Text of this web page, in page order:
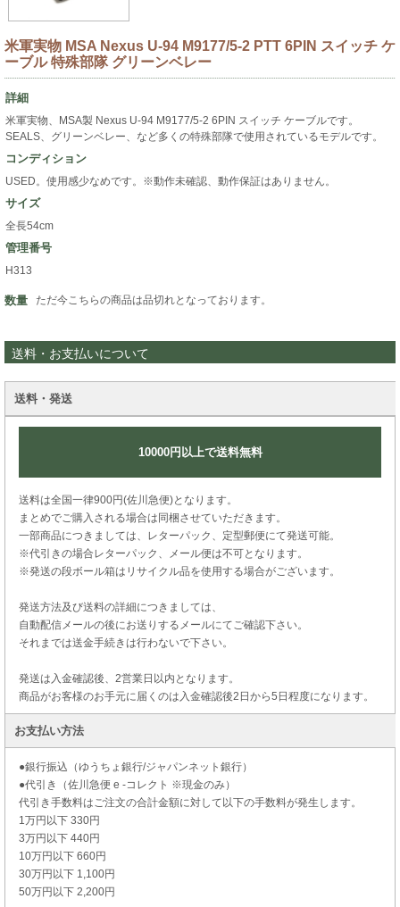
米軍実物 MSA Nexus U-94 M9177/5-2 PTT 6PIN スイッチ ケ
ーブル 特殊部隊 グリーンベレー
詳細
米軍実物、MSA製 Nexus U-94 M9177/5-2 6PIN スイッチ ケーブルです。
SEALS、グリーンベレー、など多くの特殊部隊で使用されているモデルです。
コンディション
USED。使用感少なめです。※動作未確認、動作保証はありません。
サイズ
全長54cm
管理番号
H313
数量 ただ今こちらの商品は品切れとなっております。
送料・お支払いについて
送料・発送
10000円以上で送料無料
送料は全国一律900円(佐川急便)となります。
まとめでご購入される場合は同梱させていただきます。
一部商品につきましては、レターパック、定型郵便にて発送可能。
※代引きの場合レターパック、メール便は不可となります。
※発送の段ボール箱はリサイクル品を使用する場合がございます。
発送方法及び送料の詳細につきましては、
自動配信メールの後にお送りするメールにてご確認下さい。
それまでは送金手続きは行わないで下さい。
発送は入金確認後、2営業日以内となります。
商品がお客様のお手元に届くのは入金確認後2日から5日程度になります。
お支払い方法
●銀行振込（ゆうちょ銀行/ジャパンネット銀行）
●代引き（佐川急便 e -コレクト ※現金のみ）
代引き手数料はご注文の合計金額に対して以下の手数料が発生します。
1万円以下 330円
3万円以下 440円
10万円以下 660円
30万円以下 1,100円
50万円以下 2,200円